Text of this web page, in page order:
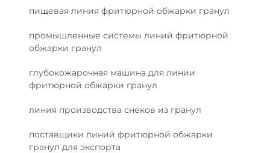
пищевая линия фритюрной обжарки гранул
промышленные системы линий фритюрной
обжарки гранул
глубокожарочная машина для линии
фритюрной обжарки гранул
линия производства снеков из гранул
поставщики линий фритюрной обжарки
гранул для экспорта